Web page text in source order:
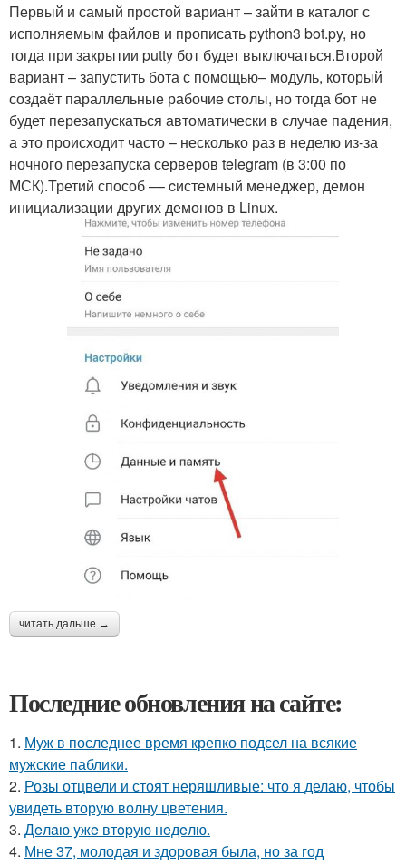
Первый и самый простой вариант – зайти в каталог с
исполняемым файлов и прописать python3 bot.py, но
тогда при закрытии putty бот будет выключаться.Второй
вариант – запустить бота с помощью– модуль, который
создаёт параллельные рабочие столы, но тогда бот не
будет перезапускаться автоматически в случае падения,
а это происходит часто – несколько раз в неделю из-за
ночного перезапуска серверов telegram (в 3:00 по
МСК).Третий способ –– cистемный менеджер, демон
инициализации других демонов в Linux.
читать дальше →
Последние обновления на сайте:
1. Муж в последнее время крепко подсел на всякие
мужские паблики.
2. Розы отцвели и стоят неряшливые: что я делаю, чтобы
увидеть вторую волну цветения.
3. Дeлaю yжe втopую нeдeлю.
4. Мне 37, молодая и здоровая была, но за год